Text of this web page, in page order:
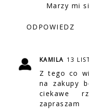
Marzy mi
ODPOWIEDZ
KAMILA 13
Z tego co
na zakupy
ciekawe
zapraszam